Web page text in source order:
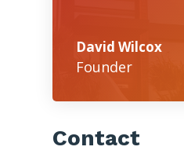
David Wilcox
Founder
Contact